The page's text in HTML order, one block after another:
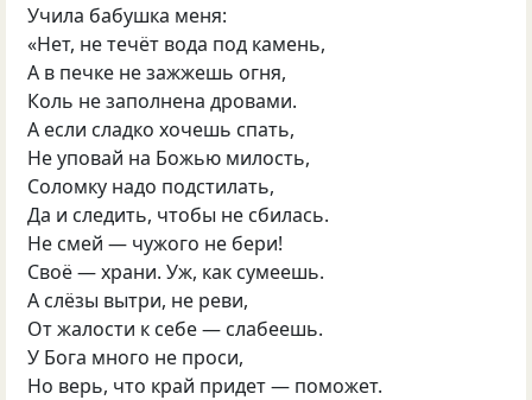
Учила бабушка меня:
«Нет, не течёт вода под камень,
А в печке не зажжешь огня,
Коль не заполнена дровами.
А если сладко хочешь спать,
Не уповай на Божью милость,
Соломку надо подстилать,
Да и следить, чтобы не сбилась.
Не смей — чужого не бери!
Своё — храни. Уж, как сумеешь.
А слёзы вытри, не реви,
От жалости к себе — слабеешь.
У Бога много не проси,
Но верь, что край придет — поможет.